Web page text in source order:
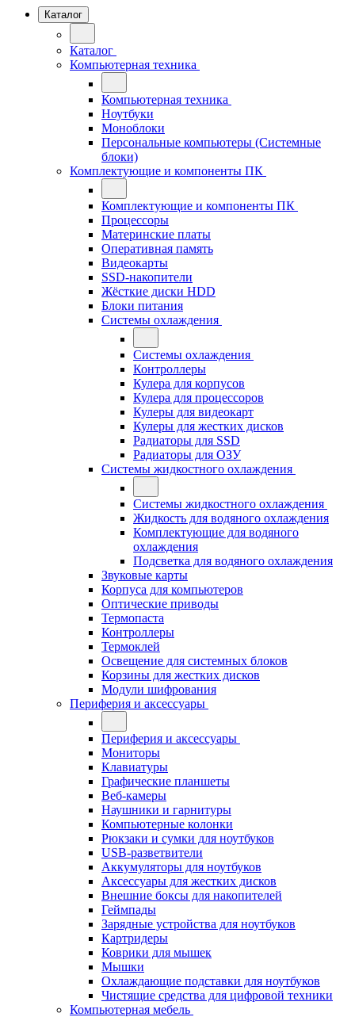
Каталог
Каталог
Компьютерная техника
Компьютерная техника
Ноутбуки
Моноблоки
Персональные компьютеры (Системные
блоки)
Комплектующие и компоненты ПК
Комплектующие и компоненты ПК
Процессоры
Материнские платы
Оперативная память
Видеокарты
SSD-накопители
Жёсткие диски HDD
Блоки питания
Системы охлаждения
Системы охлаждения
Контроллеры
Кулера для корпусов
Кулера для процессоров
Кулеры для видеокарт
Кулеры для жестких дисков
Радиаторы для SSD
Радиаторы для ОЗУ
Системы жидкостного охлаждения
Системы жидкостного охлаждения
Жидкость для водяного охлаждения
Комплектующие для водяного
охлаждения
Подсветка для водяного охлаждения
Звуковые карты
Корпуса для компьютеров
Оптические приводы
Термопаста
Контроллеры
Термоклей
Освещение для системных блоков
Корзины для жестких дисков
Модули шифрования
Периферия и аксессуары
Периферия и аксессуары
Мониторы
Клавиатуры
Графические планшеты
Веб-камеры
Наушники и гарнитуры
Компьютерные колонки
Рюкзаки и сумки для ноутбуков
USB-разветвители
Аккумуляторы для ноутбуков
Аксессуары для жестких дисков
Внешние боксы для накопителей
Геймпады
Зарядные устройства для ноутбуков
Картридеры
Коврики для мышек
Мышки
Охлаждающие подставки для ноутбуков
Чистящие средства для цифровой техники
Компьютерная мебель